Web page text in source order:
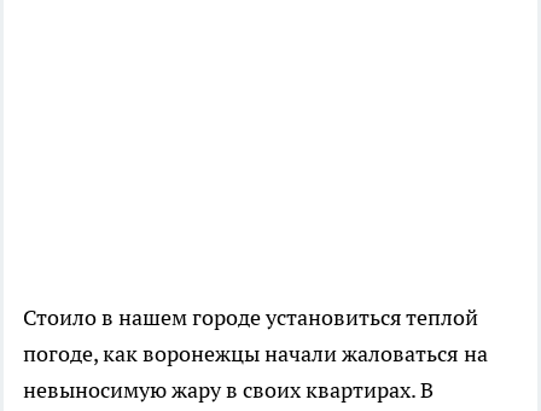
Стоило в нашем городе установиться теплой
погоде, как воронежцы начали жаловаться на
невыносимую жару в своих квартирах. В